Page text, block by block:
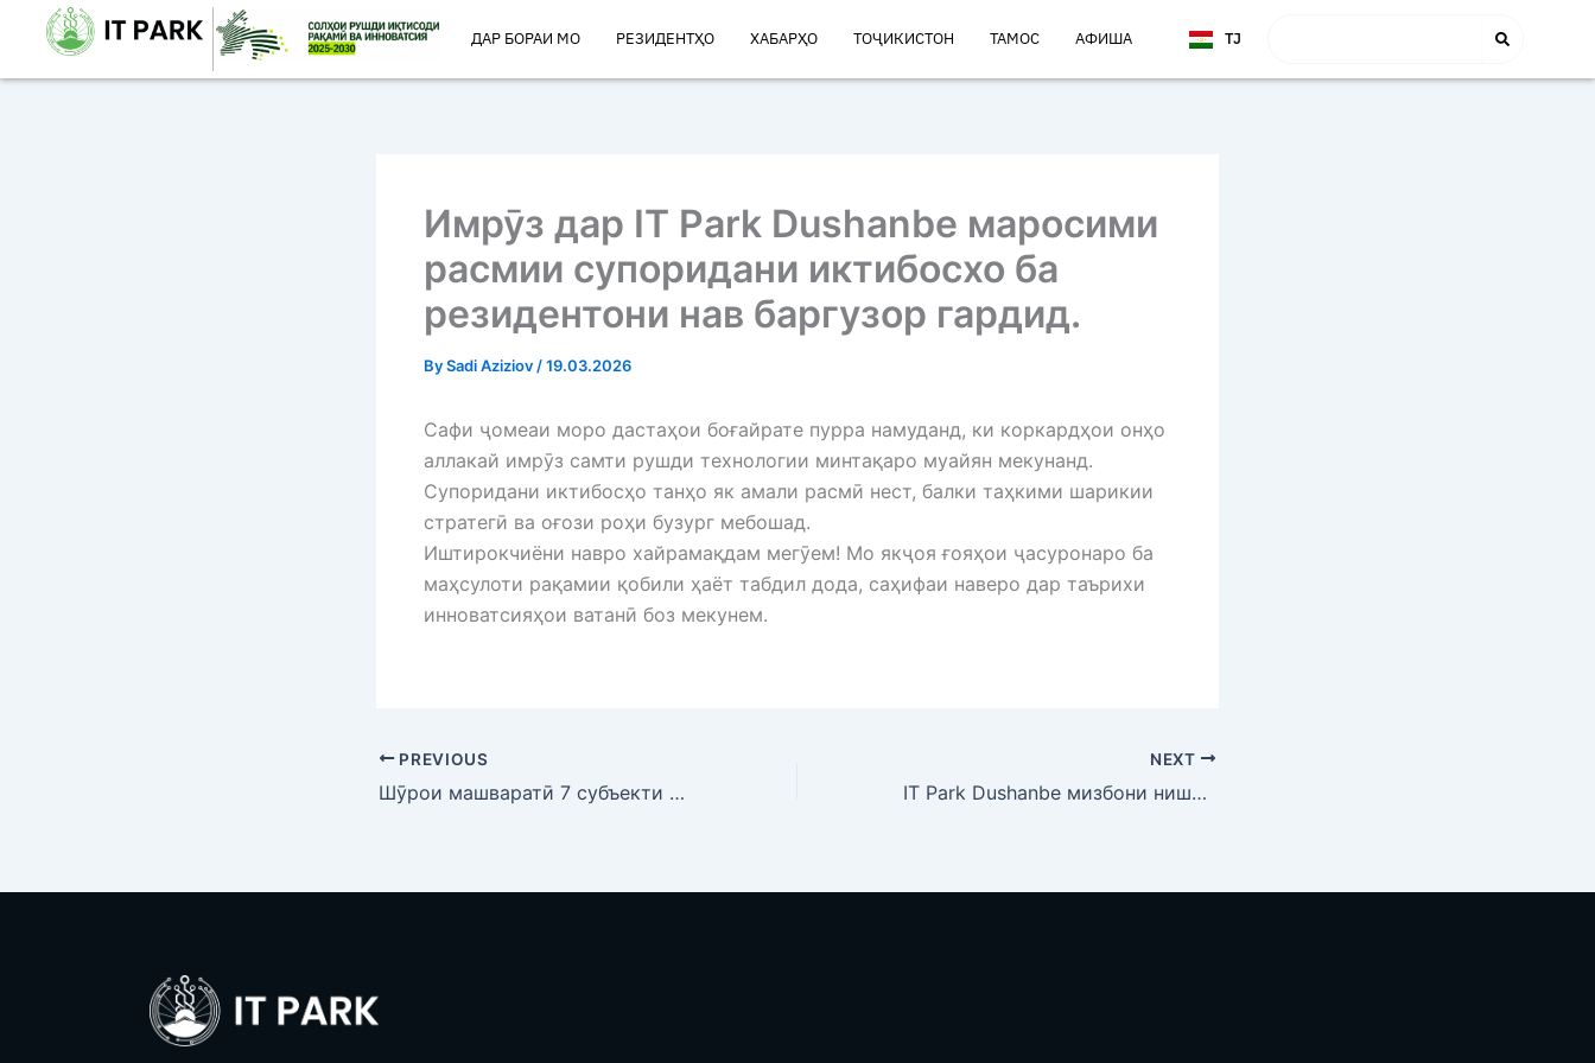
content
ДАР БОРАИ МО РЕЗИДЕНТҲО ХАБАРҲО ТОҶИКИСТОН ТАМОС АФИША TJ
EN
Имрӯз дар IT Park Dushanbe маросими
расмии супоридани иктибосхо ба
резидентони нав баргузор гардид.
BySadi Aziziov /19.03.2026
Сафи ҷомеаи моро дастаҳои боғайрате пурра намуданд, ки коркардҳои онҳо
аллакай имрӯз самти рушди технологии минтақаро муайян мекунанд.
Супоридани иктибосҳо танҳо як амали расмӣ нест, балки таҳкими шарикии
стратегӣ ва оғози роҳи бузург мебошад.
Иштирокчиёни навро хайрамақдам мегӯем! Мо якҷоя ғояҳои ҷасуронаро ба
маҳсулоти рақамии қобили ҳаёт табдил дода, саҳифаи наверо дар таърихи
инноватсияҳои ватанӣ боз мекунем.
PREVIOUS
Шӯрои машваратӣ 7 субъекти нави IT Park Dushanbe-ро дастгирӣ кард
NEXT
IT Park Dushanbe мизбони нишасти «Рақамикунонӣ ва технологияҳои нав»